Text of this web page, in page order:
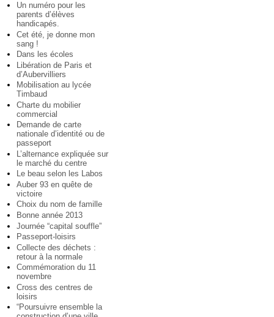
Un numéro pour les
parents d’élèves
handicapés.
Cet été, je donne mon
sang !
Dans les écoles
Libération de Paris et
d’Aubervilliers
Mobilisation au lycée
Timbaud
Charte du mobilier
commercial
Demande de carte
nationale d’identité ou de
passeport
L’alternance expliquée sur
le marché du centre
Le beau selon les Labos
Auber 93 en quête de
victoire
Choix du nom de famille
Bonne année 2013
Journée “capital souffle”
Passeport-loisirs
Collecte des déchets :
retour à la normale
Commémoration du 11
novembre
Cross des centres de
loisirs
“Poursuivre ensemble la